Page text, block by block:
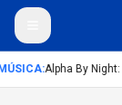
:Alpha By Night: